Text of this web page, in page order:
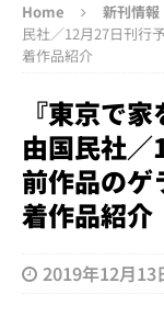
Home 新刊情報
民社／12月27日刊行
着作品紹介
『東京で
由国民社
前作品の
着作品紹介
2019年12月13